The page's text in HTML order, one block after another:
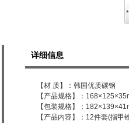
详细信息
【材 质】：韩国优质碳钢
【产品规格】：
【包装规格】：
【产品内容】：12件套(指